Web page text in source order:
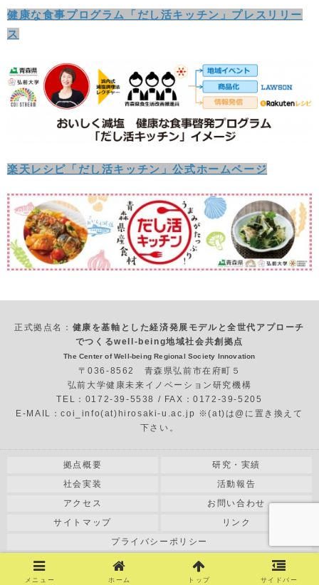
健康な食事プログラム「だし活キッチン」プレスリリー
ス
楽天レシピ「だし活キッチン」公式ホームページ
正式拠点名： 健康を基軸とした経済発展モデルと全世代アプローチ
でつくるwell-being地域社会共創拠点
The Center of Well-being Regional Society Innovation
〒036-8562 青森県弘前市在府町５
弘前大学健康未来イノベーション研究機構
TEL：0172-39-5538 / FAX：0172-39-5205
E-MAIL：coi_info(at)hirosaki-u.ac.jp ※(at)は@に置き換えて
下さい。
拠点概要
研究・実績
社会実装
活動報告
アクセス
お問い合わせ
サイトマップ
リンク
プライバシーポリシー
COPYRIGHT© 2018 HIROSAKI UNIVERSITY All RIGHT RESERVED.
メニュー ホーム トップ サイドバー